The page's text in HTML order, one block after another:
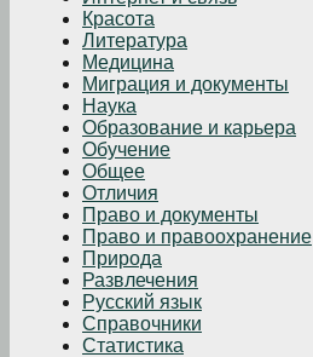
Красота
Литература
Медицина
Миграция и документы
Наука
Образование и карьера
Обучение
Общее
Отличия
Право и документы
Право и правоохранение
Природа
Развлечения
Русский язык
Справочники
Статистика